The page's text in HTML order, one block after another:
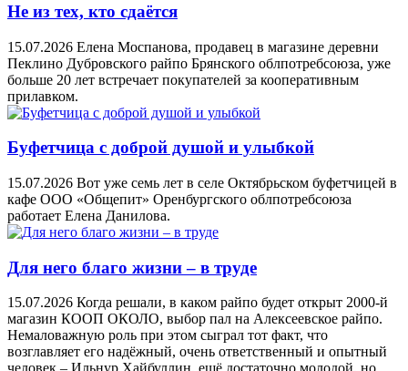
Не из тех, кто сдаётся
15.07.2026 Елена Моспанова, продавец в магазине деревни
Пеклино Дубровского райпо Брянского облпотребсоюза, уже
больше 20 лет встречает покупателей за кооперативным
прилавком.
Буфетчица с доброй душой и улыбкой
15.07.2026 Вот уже семь лет в селе Октябрьском буфетчицей в
кафе ООО «Общепит» Оренбургского облпотребсоюза
работает Елена Данилова.
Для него благо жизни – в труде
15.07.2026 Когда решали, в каком райпо будет открыт 2000-й
магазин КООП ОКОЛО, выбор пал на Алексеевское райпо.
Немаловажную роль при этом сыграл тот факт, что
возглавляет его надёжный, очень ответственный и опытный